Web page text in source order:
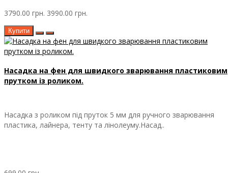
3790.00 грн. 3990.00 грн.
Купити
Насадка на фен для швидкого зварювання пластиковим
прутком із роликом.
Насадка з роликом під пруток 5 мм для ручного зварювання
пластика, лайнера, тенту та лінолеуму.Насад..